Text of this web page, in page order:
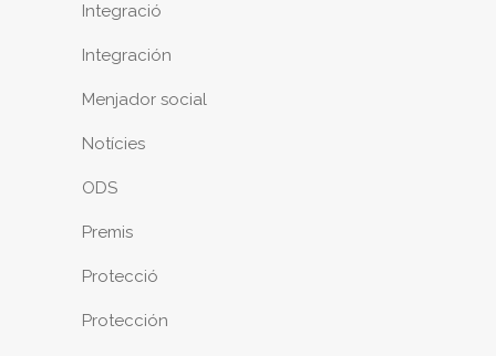
Integració
Integración
Menjador social
Notícies
ODS
Premis
Protecció
Protección